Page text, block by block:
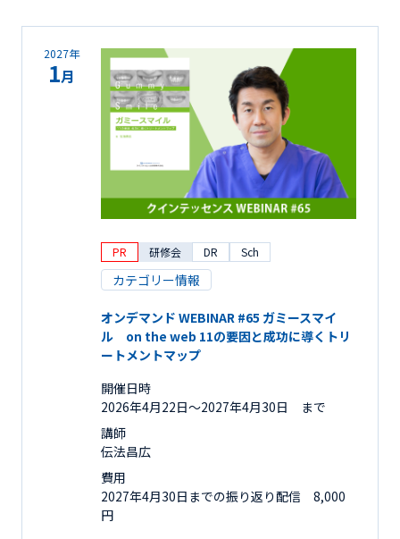
2027年
1月
PR 研修会 DR Sch
カテゴリー情報
オンデマンド WEBINAR #65 ガミースマイ
ル on the web 11の要因と成功に導くトリ
ートメントマップ
開催日時
2026年4月22日〜2027年4月30日 まで
講師
伝法昌広
費用
2027年4月30日までの振り返り配信 8,000
円